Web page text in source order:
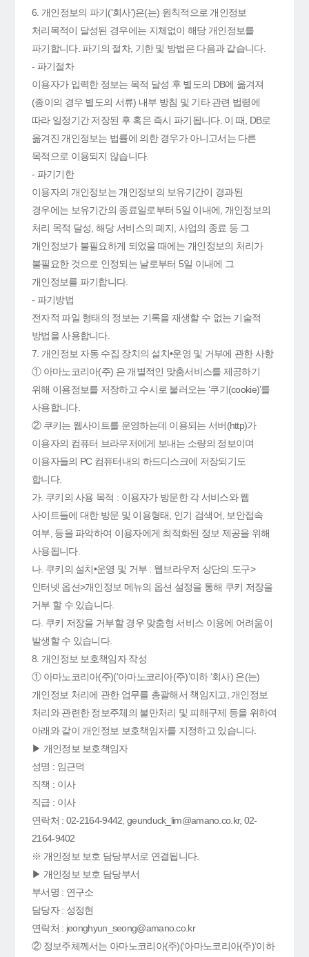
6. 개인정보의 파기('회사')은(는) 원칙적으로 개인정보
처리목적이 달성된 경우에는 지체없이 해당 개인정보를
파기합니다. 파기의 절차, 기한 및 방법은 다음과 같습니다.
- 파기절차
이용자가 입력한 정보는 목적 달성 후 별도의 DB에 옮겨져
(종이의 경우 별도의 서류) 내부 방침 및 기타 관련 법령에
따라 일정기간 저장된 후 혹은 즉시 파기됩니다. 이 때, DB로
옮겨진 개인정보는 법률에 의한 경우가 아니고서는 다른
목적으로 이용되지 않습니다.
- 파기기한
이용자의 개인정보는 개인정보의 보유기간이 경과된
경우에는 보유기간의 종료일로부터 5일 이내에, 개인정보의
처리 목적 달성, 해당 서비스의 폐지, 사업의 종료 등 그
개인정보가 불필요하게 되었을 때에는 개인정보의 처리가
불필요한 것으로 인정되는 날로부터 5일 이내에 그
개인정보를 파기합니다.
- 파기방법
전자적 파일 형태의 정보는 기록을 재생할 수 없는 기술적
방법을 사용합니다.
7. 개인정보 자동 수집 장치의 설치•운영 및 거부에 관한 사항
① 아마노코리아(주) 은 개별적인 맞춤서비스를 제공하기
위해 이용정보를 저장하고 수시로 불러오는 ‘쿠기(cookie)’를
사용합니다.
② 쿠키는 웹사이트를 운영하는데 이용되는 서버(http)가
이용자의 컴퓨터 브라우저에게 보내는 소량의 정보이며
이용자들의 PC 컴퓨터내의 하드디스크에 저장되기도
합니다.
가. 쿠키의 사용 목적 : 이용자가 방문한 각 서비스와 웹
사이트들에 대한 방문 및 이용형태, 인기 검색어, 보안접속
여부, 등을 파악하여 이용자에게 최적화된 정보 제공을 위해
사용됩니다.
나. 쿠키의 설치•운영 및 거부 : 웹브라우저 상단의 도구>
인터넷 옵션>개인정보 메뉴의 옵션 설정을 통해 쿠키 저장을
거부 할 수 있습니다.
다. 쿠키 저장을 거부할 경우 맞춤형 서비스 이용에 어려움이
발생할 수 있습니다.
8. 개인정보 보호책임자 작성
① 아마노코리아(주)(‘아마노코리아(주)’이하 ‘회사) 은(는)
개인정보 처리에 관한 업무를 총괄해서 책임지고, 개인정보
처리와 관련한 정보주체의 불만처리 및 피해구제 등을 위하여
아래와 같이 개인정보 보호책임자를 지정하고 있습니다.
▶ 개인정보 보호책임자
성명 : 임근덕
직책 : 이사
직급 : 이사
연락처 : 02-2164-9442, geunduck_lim@amano.co.kr, 02-
2164-9402
※ 개인정보 보호 담당부서로 연결됩니다.
▶ 개인정보 보호 담당부서
부서명 : 연구소
담당자 : 성정현
연락처 : jeonghyun_seong@amano.co.kr
② 정보주체께서는 아마노코리아(주)(‘아마노코리아(주)’이하